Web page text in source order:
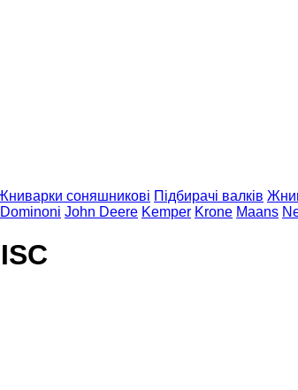
соняшникові Підбирачі валків
Dominoni John Deere Kemper Krone Maans